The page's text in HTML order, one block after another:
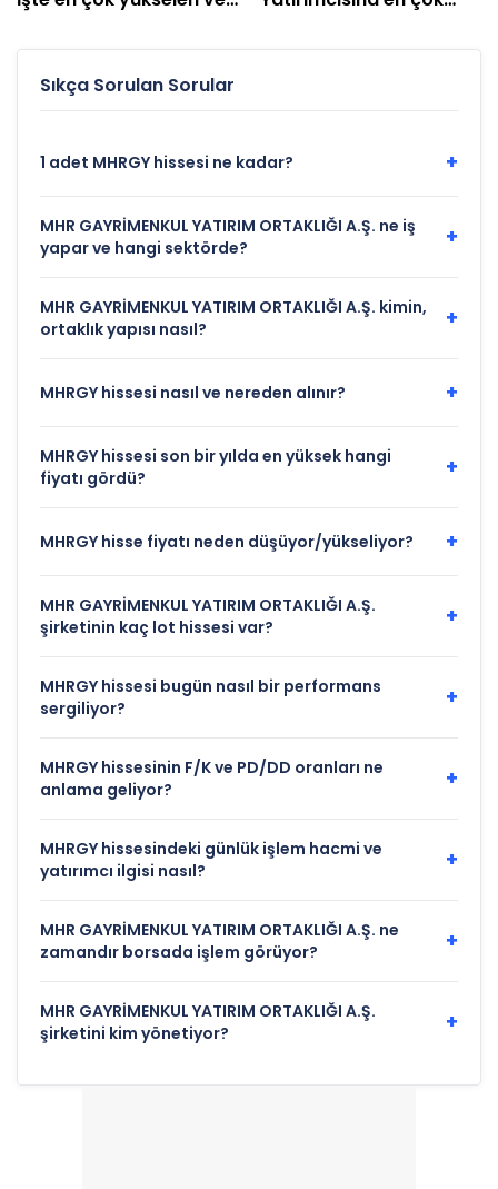
Sıkça Sorulan Sorular
1 adet MHRGY hissesi ne kadar? +
MHR GAYRİMENKUL YATIRIM ORTAKLIĞI A.Ş. ne iş
yapar ve hangi sektörde?
+
MHR GAYRİMENKUL YATIRIM ORTAKLIĞI A.Ş. kimin,
ortaklık yapısı nasıl?
+
MHRGY hissesi nasıl ve nereden alınır? +
MHRGY hissesi son bir yılda en yüksek hangi
fiyatı gördü?
+
MHRGY hisse fiyatı neden düşüyor/yükseliyor? +
MHR GAYRİMENKUL YATIRIM ORTAKLIĞI A.Ş.
şirketinin kaç lot hissesi var?
+
MHRGY hissesi bugün nasıl bir performans
sergiliyor?
+
MHRGY hissesinin F/K ve PD/DD oranları ne
anlama geliyor?
+
MHRGY hissesindeki günlük işlem hacmi ve
yatırımcı ilgisi nasıl?
+
MHR GAYRİMENKUL YATIRIM ORTAKLIĞI A.Ş. ne
zamandır borsada işlem görüyor?
+
MHR GAYRİMENKUL YATIRIM ORTAKLIĞI A.Ş.
şirketini kim yönetiyor?
+